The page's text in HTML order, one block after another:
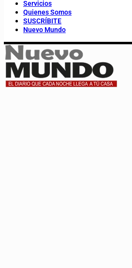
Servicios
Quienes Somos
SUSCRÍBITE
Nuevo Mundo